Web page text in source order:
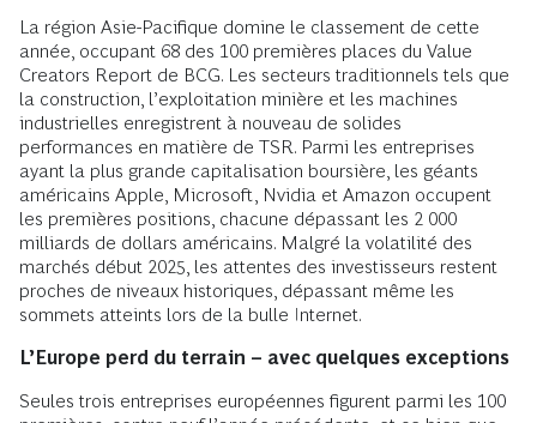
La région Asie-Pacifique domine le classement de cette
année, occupant 68 des 100 premières places du Value
Creators Report de BCG. Les secteurs traditionnels tels que
la construction, l’exploitation minière et les machines
industrielles enregistrent à nouveau de solides
performances en matière de TSR. Parmi les entreprises
ayant la plus grande capitalisation boursière, les géants
américains Apple, Microsoft, Nvidia et Amazon occupent
les premières positions, chacune dépassant les 2 000
milliards de dollars américains. Malgré la volatilité des
marchés début 2025, les attentes des investisseurs restent
proches de niveaux historiques, dépassant même les
sommets atteints lors de la bulle Internet.
L’Europe perd du terrain – avec quelques exceptions
Seules trois entreprises européennes figurent parmi les 100